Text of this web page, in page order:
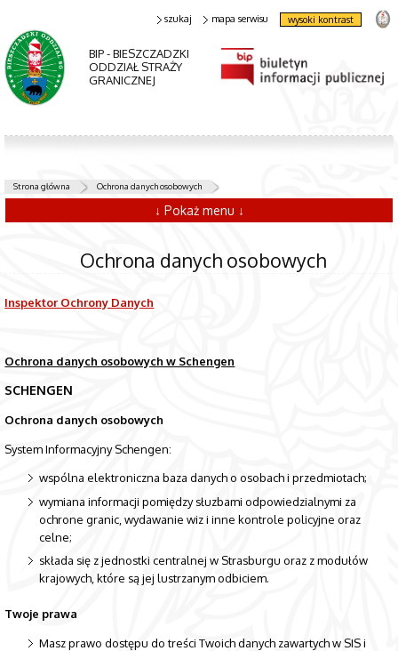
BIP - BIESZCZADZKI
ODDZIAŁ STRAŻY
GRANICZNEJ
szukaj mapa serwisu wysoki kontrast
Strona główna Ochrona danych osobowych
↓ Pokaż menu ↓
Ochrona danych osobowych
Inspektor Ochrony Danych
Ochrona danych osobowych w Schengen
SCHENGEN
Ochrona danych osobowych
System Informacyjny Schengen:
wspólna elektroniczna baza danych o osobach i przedmiotach;
wymiana informacji pomiędzy słuzbami odpowiedzialnymi za
ochrone granic, wydawanie wiz i inne kontrole policyjne oraz
celne;
składa się z jednostki centralnej w Strasburgu oraz z modułów
krajowych, które są jej lustrzanym odbiciem.
Twoje prawa
Masz prawo dostępu do treści Twoich danych zawartych w SIS i